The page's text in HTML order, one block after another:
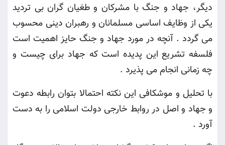
دیگر، جهاد و جنگ با مشرکان و طغیان گران بی تردید
یکی از وظایف اساسی مسلمانان و رهبران دینی محسوب
می گردد . آنچه در مورد جهاد و جنگ حایز اهمیت است
فلسفه تشریع این پدیده است که جهاد برای چیست و
چه زمانی انجام می پذیرد .
با تحلیل و موشکافی این نکته احتمالا بتوان رابطه دعوت
و جهاد و اصل در روابط خارجی دولت اسلامی را به دست
آورد .